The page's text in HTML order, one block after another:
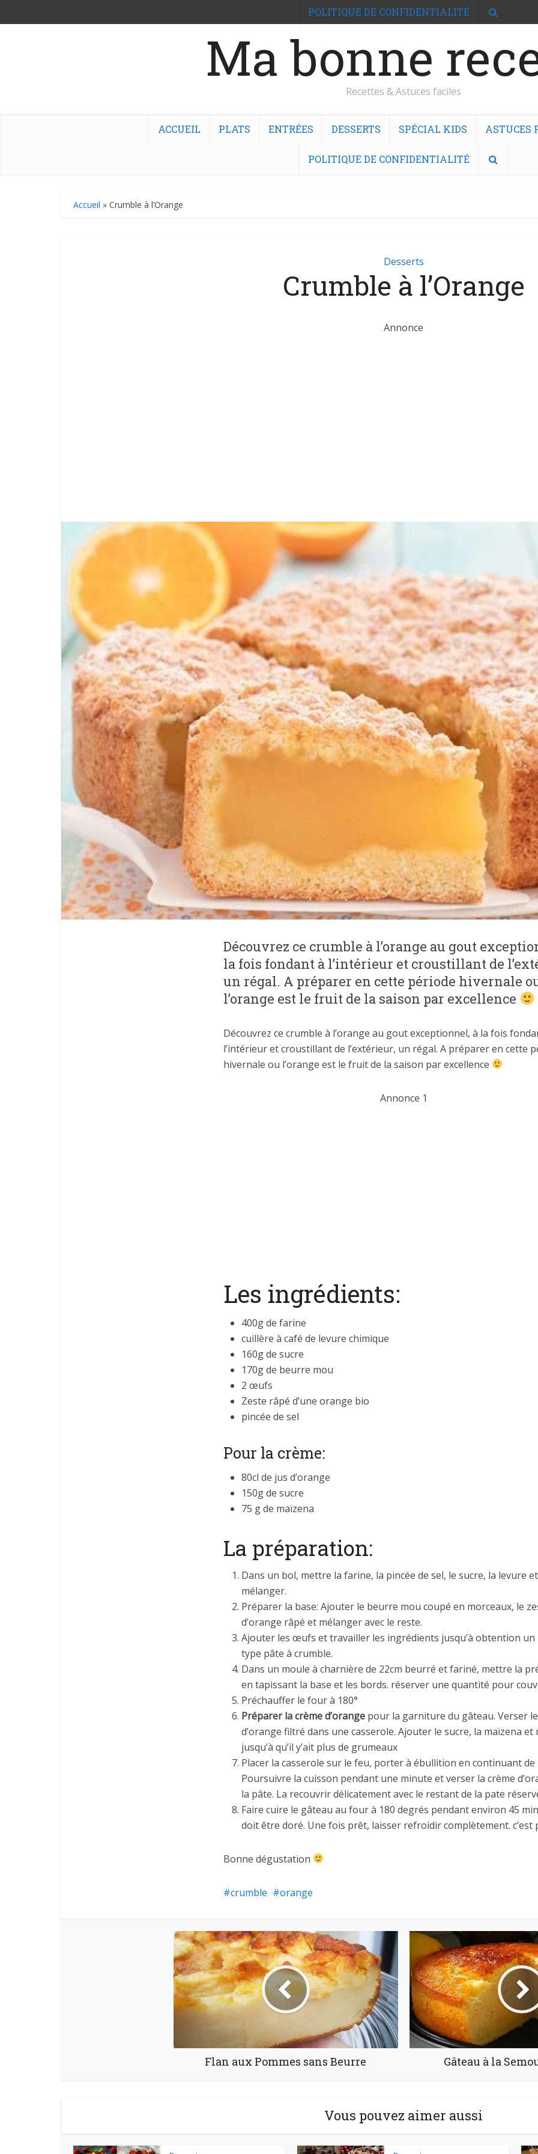
Ma bonne
Recettes & Astuces faciles
ACCUEIL PLATS ENTRÉES DESSERTS SPÉCIAL KIDS ASTUCES
POLITIQUE DE CONFIDENTIALITÉ
POLITIQUE DE CONFIDENTIALITÉ
Accueil » Crumble à l’Orange
Desserts
Crumble à l’Orange
Annonce
Découvrez ce crumble à l’orange au gout
la fois fondant à l’intérieur et croustillant de
un régal. A préparer en cette période hivernale
l’orange est le fruit de la saison par excellence
Découvrez ce crumble à l’orange au gout exceptionnel, à la fois
l’intérieur et croustillant de l’extérieur, un régal. A préparer en cette
hivernale ou l’orange est le fruit de la saison par excellence
Annonce 1
Les ingrédients:
400g de farine
cuillère à café de levure chimique
160g de sucre
170g de beurre mou
2 œufs
Zeste râpé d’une orange bio
pincée de sel
Pour la crème:
80cl de jus d’orange
150g de sucre
75 g de maïzena
La préparation:
Dans un bol, mettre la farine, la pincée de sel, le sucre, la levure et
mélanger.
Préparer la base: Ajouter le beurre mou coupé en morceaux, le
d’orange râpé et mélanger avec le reste.
Ajouter les œufs et travailler les ingrédients jusqu’à obtention un
type pâte à crumble.
Dans un moule à charnière de 22cm beurré et fariné, mettre la
en tapissant la base et les bords. réserver une quantité pour
Préchauffer le four à 180°
Préparer la crème d’orange pour la garniture du gâteau. Verser
d’orange filtré dans une casserole. Ajouter le sucre, la maïzena et
jusqu’à qu’il y’ait plus de grumeaux
Placer la casserole sur le feu, porter à ébullition en continuant de
Poursuivre la cuisson pendant une minute et verser la crème
la pâte. La recouvrir délicatement avec le restant de la pate
Faire cuire le gâteau au four à 180 degrés pendant environ 45
doit être doré. Une fois prêt, laisser refroidir complètement. c’est
Bonne dégustation
crumble orange
Flan aux Pommes sans Beurre Gâteau à la
Vous pouvez aimer aussi